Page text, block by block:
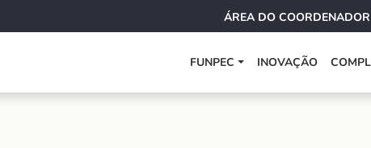
ÁREA DO COORDENADOR
FUNPEC INOVAÇÃO